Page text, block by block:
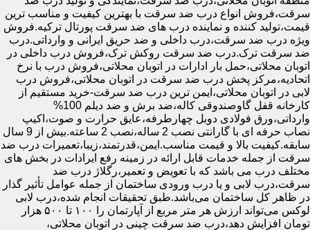
سرقت،فروش انواع درب ضد سرقت با بهترین کیفیت و مناسب ترین
قیمت،تولید کننده و نماینده درب های ضد سرقت پورتال ترکیه.فروش
ویژه درب ضد سرقت،درب داخلی و ضد حریق ایرانی و وارداتی.درب
ضد سرقت ترک.درب ضد سرقت روکش ترک،فروش درب داخلی در
اتوبان محلاتی،حمل بار ادارات در اتوبان محلاتی،فروش درب با نرخ
اتحادیه،مرکز پخش درب ضد سرقت در اتوبان محلاتی،فروش درب
لابی در اتوبان محلاتی،ایمن ترین درب ضد سرقت-خرید مستقیم از
کارخانه قفل گاوصندوقی کاله،ضد برش و ضد دیلم 100%
وارداتی،ورق فولادی دوبل چهارطرفه،عایق حرارت و صوت،اکیپ
نصاب حرفه ای با گارانتی نصب 2 ساله،نصب 2 ساعته.بیش از 9 سال
سابقه.کیفیت بالا و قیمت مناسب.ایمن،قدرتمند،زیبا،تعمیرات درب ضد
سرقت از جمله خدمات قابل ارائه در زمینه رفع ایرادات در بخش های
مختلف درب می باشد که با تعویض و تعمیر،رگلاژ درب ضد
سرقت،درب لابی و یا درب ورودی ساختمان از جمله عوامل تأثیر گذار
در ظاهر کل ساختمان می‌باشد.طبق تحقیقات انجام شده،درب لابی
لوکس می‌تواند ارزش هر متر مربع از آپارتمان را ۱۰۰ تا ۵۰۰ هزار
تومان افزایش دهد،درب ضد سرقت چینی در اتوبان محلاتی،